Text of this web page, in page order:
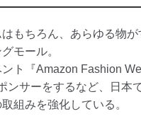
もちろん、あらゆる物が
モール。
ト『Amazon Fashion
ンサーをするなど、日本
組みを強化している。